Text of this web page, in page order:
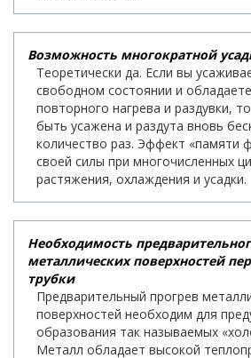
Возможность многократной
Теоретически да. Если вы
свободном состоянии и
повторного нагрева и раздувки,
быть усажена и раздута вновь
количество раз. Эффект «памяти
своей силы при многочисленных
растяжения, охлаждения и усадки.
Необходимость
металлических поверхностей
трубки
Предварительный прогрев
поверхностей необходим для
образования так называемых
Металл обладает высокой